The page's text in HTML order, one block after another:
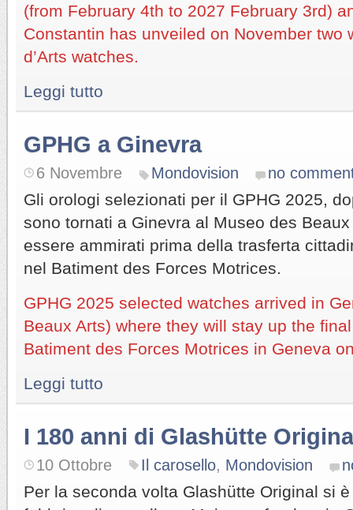
(from February 4th to 2027 February 3rd)
Constantin has unveiled on November two
d’Arts watches.
Leggi tutto
GPHG a Ginevra
6 Novembre Mondovision no
Gli orologi selezionati per il GPHG 2025,
sono tornati a Ginevra al Museo des
essere ammirati prima della trasferta
nel Batiment des Forces Motrices.
GPHG 2025 selected watches arrived in
Beaux Arts) where they will stay up the
Batiment des Forces Motrices in Geneva
Leggi tutto
I 180 anni di Glashütte
10 Ottobre Il carosello, Mondovision
Per la seconda volta Glashütte Original si